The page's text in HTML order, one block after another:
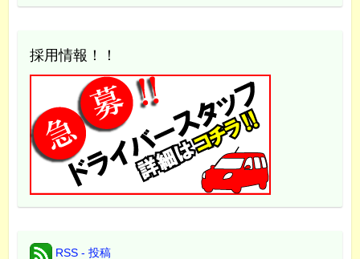
採用情報！！
RSS - 投稿